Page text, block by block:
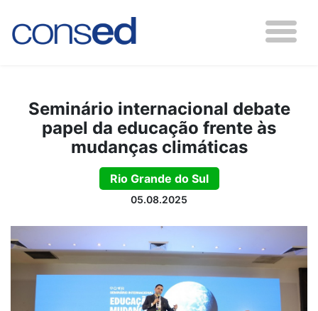
Seminário internacional debate
papel da educação frente às
mudanças climáticas
Rio Grande do Sul
05.08.2025